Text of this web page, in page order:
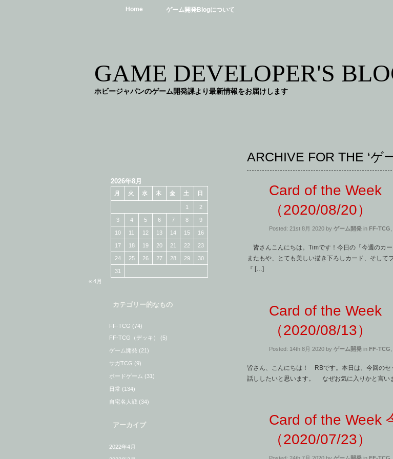
Home ゲーム開発Blogについて
GAME DEVELOPER'S
ホビージャパンのゲーム開発課より最新情報をお届けします
2026年8月
月 火 水 木 金 土 日
1 2
3 4 5 6 7 8 9
10 11 12 13 14 15 16
17 18 19 20 21 22 23
24 25 26 27 28 29 30
31
« 4月
カテゴリー的なもの
FF-TCG (74)
FF-TCG（デッキ）
(5)
ゲーム開発 (21)
サガTCG (9)
ボードゲーム (31)
日常 (134)
自宅名人戦 (34)
アーカイブ
2022年4月
ARCHIVE FOR THE ‘ゲ
Card of the Week
（2020/08/20）
Posted: 21st 8月 2020 by ゲーム開発 in FF-TCG
皆さんこんにちは。Timです！今日の「今週のカ
またもや、とても美しい描き下ろしカード、そし
『 […]
Card of the Week
（2020/08/13）
Posted: 14th 8月 2020 by ゲーム開発 in FF-TCG
皆さん、こんにちは！ RBです。本日は、今回のセ
話ししたいと思います。 なぜお気に入りかと言い
Card of the Week
（2020/07/23）